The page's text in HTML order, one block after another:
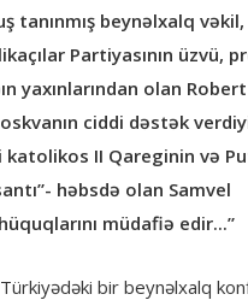
tanınmış beynəlxalq vəkil,
Partiyasının üzvü,
yaxınlarından olan Robert
ciddi dəstək
katolikos II Qareginin və
həbsdə olan Samvel
müdafiə edir...”
bir beynəlxalq